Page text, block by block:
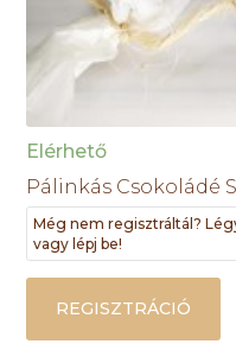
Elérhető
Pálinkás Csokoládé
Még nem regisztráltál?
vagy lépj be!
REGISZTRÁCIÓ